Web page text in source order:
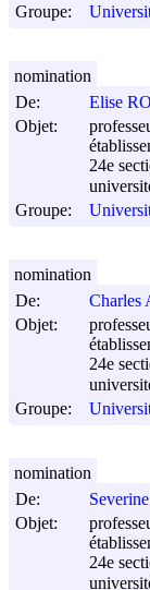
Groupe:
De:
Elise
Objet:
24e
Groupe:
nomination
De:
Charles
Objet:
24e
Groupe:
nomination
De:
Objet:
24e
nomination